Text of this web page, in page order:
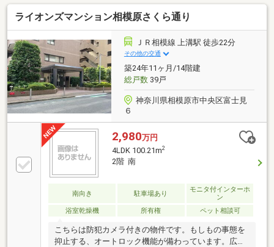
65.01平米となっており広さも十分ではないでしょう
か。機能的で使いやすいシステムキッチン付きなの
で、お料理を楽しめます。来客が一目でわかるTVイン
ターホン付き。
ライオンズマンション相模原さくら通り
ＪＲ相模線 上溝駅 徒歩22分
その他の交通
築24年11ヶ月/14階建
総戸数39戸
神奈川県相模原市中央区富士見
６
2,980万円
4LDK 100.21m2
2階 南
南向き 駐車場あり
モニタ付インターホ
ン
浴室乾燥機
所有権 ペット相談可
こちらは防犯カメラ付きの物件です。もしもの事態を
抑止する、オートロック機能が備わっています。広々